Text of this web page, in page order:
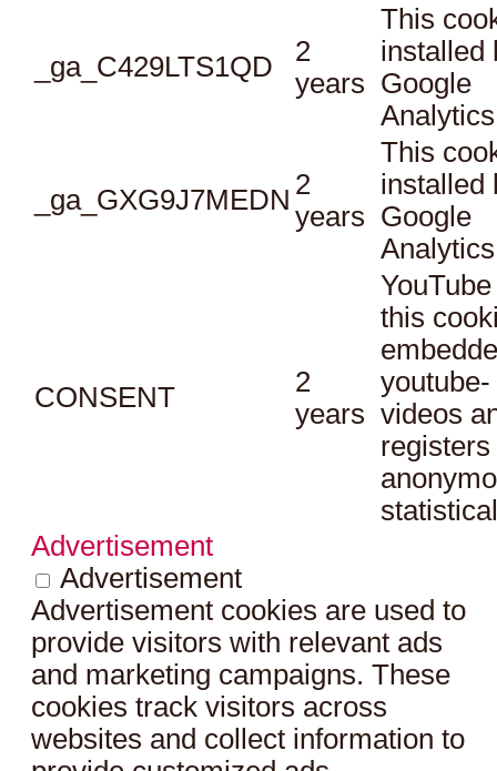
_ga_C429LTS1QD
2
years
This
installed
Google
_ga_GXG9J7MEDN 2
years
This
installed
Google
CONSENT
2
years
this
youtube-
videos
registers
Advertisement
Advertisement
Advertisement cookies are used to
provide visitors with relevant ads
and marketing campaigns. These
cookies track visitors across
websites and collect information to